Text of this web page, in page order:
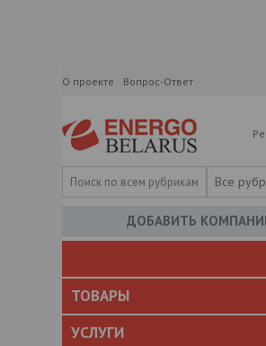
О проекте Вопрос-Ответ
Все
ДОБАВИТЬ
ТОВАРЫ
УСЛУГИ